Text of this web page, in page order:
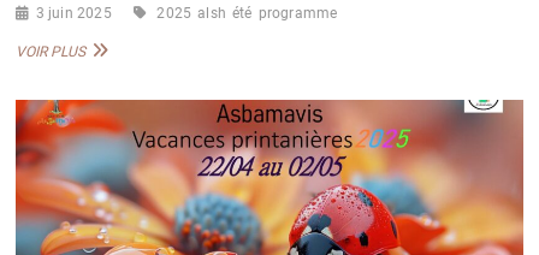
3 juin 2025 2025 alsh été programme
VOIR PLUSPROGRAMME